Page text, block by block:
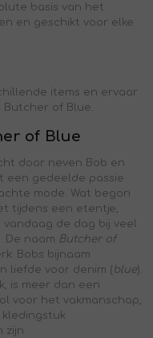
basis van het
en geschikt voor elke
items en ervaar
of Blue.
of Blue
door neven Bob en
een gedeelde passie
mode. Wat begon
tijdens een etentje,
de dag bij veel
De naam Butcher of
Bobs bijnaam
liefde voor denim ( blue).
is meer dan een
voor het vakmanschap,